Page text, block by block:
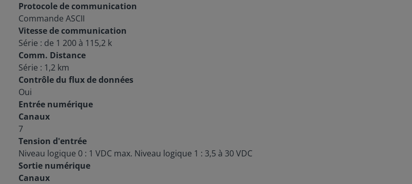
Protocole de communication
Commande ASCII
Vitesse de communication
Série : de 1 200 à 115,2 k
Comm. Distance
Série : 1,2 km
Contrôle du flux de données
Oui
Entrée numérique
Canaux
7
Tension d'entrée
Niveau logique 0 : 1 VDC max. Niveau logique 1 : 3,5 à 30 VDC
Sortie numérique
Canaux